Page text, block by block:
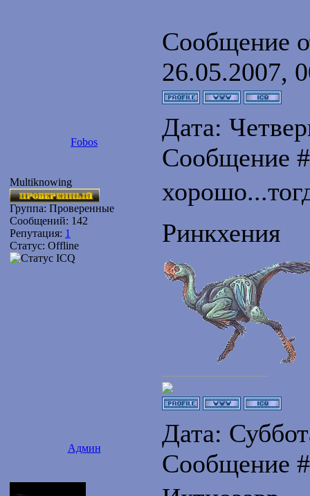
Сообщение
26.05.2007,
Fobos
Дата:
Сообщение
Multiknowing
Группа: Проверенные
Сообщений: 142
Репутация: 1
Статус: Offline
Ринкхения
Админ
Дата:
Сообщение